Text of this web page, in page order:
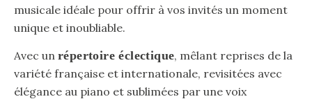
musicale idéale pour offrir à vos invités un moment
unique et inoubliable.
Avec un répertoire éclectique, mêlant reprises de la
variété française et internationale, revisitées avec
élégance au piano et sublimées par une voix